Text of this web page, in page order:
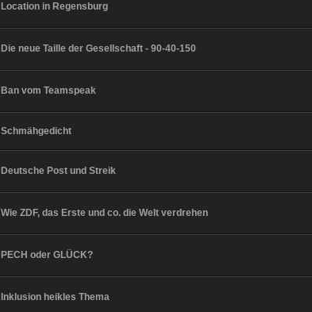
Location in Regensburg
Die neue Taille der Gesellschaft - 90-40-150
Ban vom Teamspeak
Schmähgedicht
Deutsche Post und Streik
Wie ZDF, das Erste und co. die Welt verdrehen
PECH oder GLÜCK?
Inklusion heikles Thema